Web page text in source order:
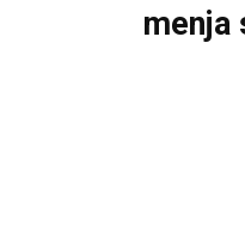
menja